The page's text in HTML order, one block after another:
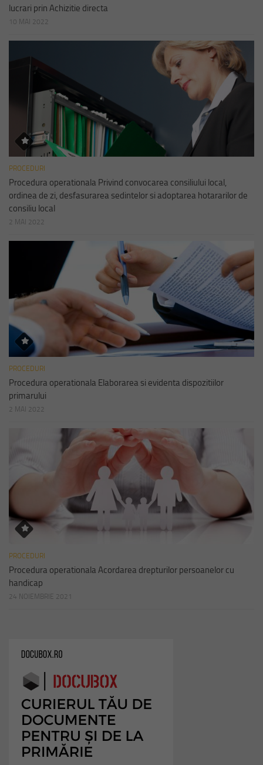
lucrari prin Achizitie directa
10 MAI 2022
PROCEDURI
Procedura operationala Privind convocarea consiliului local,
ordinea de zi, desfasurarea sedintelor si adoptarea hotararilor de
consiliu local
2 MAI 2022
PROCEDURI
Procedura operationala Elaborarea si evidenta dispozitiilor
primarului
2 MAI 2022
PROCEDURI
Procedura operationala Acordarea drepturilor persoanelor cu
handicap
24 NOIEMBRIE 2021